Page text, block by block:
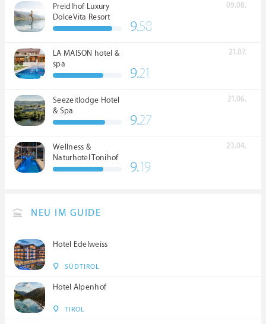
Preidlhof Luxury
DolceVita Resort
*****
09.08.
9.58
LA MAISON hotel &
spa
21.07.
9.21
Seezeitlodge Hotel
& Spa
21.06.
9.27
Wellness &
Naturhotel Tonihof
****S
23.04.
9.19
NEU IM GUIDE
Hotel Edelweiss
SÜDTIROL
Hotel Alpenhof
TIROL